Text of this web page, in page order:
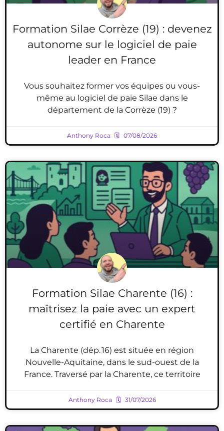
Formation Silae Corrèze (19) : devenez
autonome sur le logiciel de paie
leader en France
Vous souhaitez former vos équipes ou vous-
même au logiciel de paie Silae dans le
département de la Corrèze (19) ?
Anthony Roca 07/08/2026
Formation Silae Charente (16) :
maîtrisez la paie avec un expert
certifié en Charente
La Charente (dép. 16) est située en région
Nouvelle-Aquitaine, dans le sud-ouest de la
France. Traversé par la Charente, ce territoire
Anthony Roca 31/07/2026